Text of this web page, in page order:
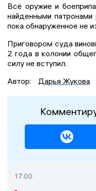
Всё оружие и
найденными патронами
пока обнаруженное не
Приговором суда
2 года в колонии
силу не вступил.
Автор:
Дарья Жукова
17:00